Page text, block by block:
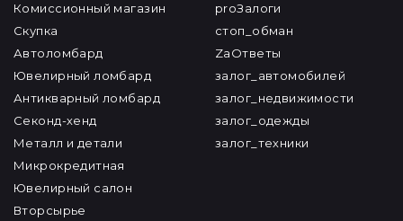
Комиссионный магазин
Скупка
Автоломбард
Ювелирный ломбард
Антикварный ломбард
Секонд-хенд
Металл и детали
Микрокредитная
Ювелирный салон
Вторсырье
proЗалоги
стоп_обман
ZaОтветы
залог_автомобилей
залог_недвижимости
залог_одежды
залог_техники